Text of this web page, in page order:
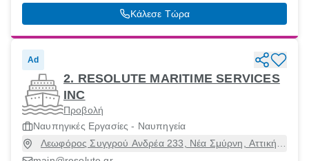
Κάλεσε Τώρα
Ad
2. RESOLUTE MARITIME SERVICES
INC
Προβολή
Ναυπηγικές Εργασίες - Ναυπηγεία
Λεωφόρος Συγγρού Ανδρέα 233, Νέα Σμύρνη, Αττική,